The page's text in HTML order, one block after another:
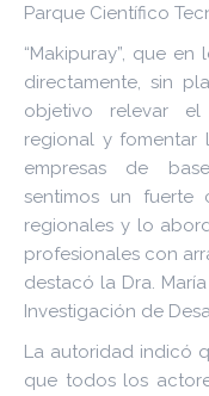
Parque Científico
“Makipuray”, que
directamente, sin
objetivo relevar el
regional y fomentar
empresas de
sentimos un fuerte
regionales y lo
profesionales con
destacó la Dra.
Investigación de
La autoridad indicó
que todos los